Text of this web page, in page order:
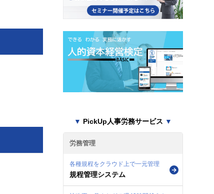
▼ PickUp人事労務サービス ▼
労務管理
各種規程をクラウド上で一元管理
規程管理システム